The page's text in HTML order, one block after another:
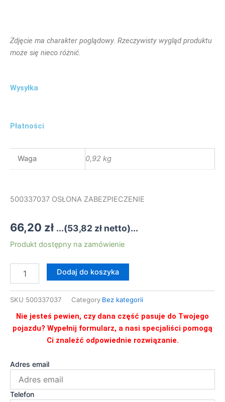
Zdjęcie ma charakter poglądowy. Rzeczywisty wygląd produktu
może się nieco różnić.
Wysyłka
Płatności
Waga 0,92 kg
500337037 OSŁONA ZABEZPIECZENIE
66,20 zł ...(53,82 zł netto)...
Produkt dostępny na zamówienie
ilość
OSŁONA
ZABEZPIECZENIEDodaj do koszyka
SKU 500337037 Category Bez kategorii
Nie jesteś pewien, czy dana część pasuje do Twojego
pojazdu? Wypełnij formularz, a nasi specjaliści pomogą
Ci znaleźć odpowiednie rozwiązanie.
Adres email
Telefon